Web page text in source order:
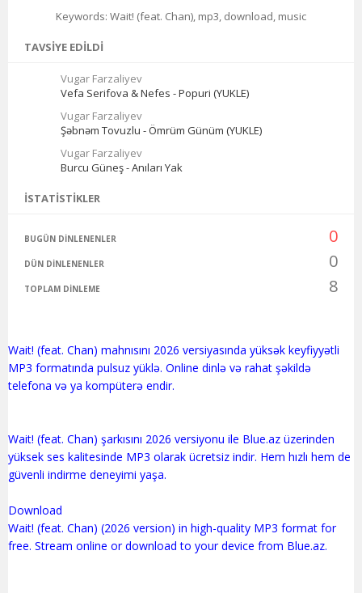
Keywords: Wait! (feat. Chan), mp3, download, music
TAVSIYE EDILDI
Vugar Farzaliyev
Vefa Serifova & Nefes - Popuri (YUKLE)
Vugar Farzaliyev
Şəbnəm Tovuzlu - Ömrüm Günüm (YUKLE)
Vugar Farzaliyev
Burcu Güneş - Anıları Yak
İSTATISTIKLER
BUGÜN DINLENENLER 0
DÜN DINLENENLER 0
TOPLAM DINLEME 8
Wait! (feat. Chan) mahnısını 2026 versiyasında yüksək keyfiyyətli
MP3 formatında pulsuz yüklə. Online dinlə və rahat şəkildə
telefona və ya kompüterə endir.
Wait! (feat. Chan) şarkısını 2026 versiyonu ile Blue.az üzerinden
yüksek ses kalitesinde MP3 olarak ücretsiz indir. Hem hızlı hem de
güvenli indirme deneyimi yaşa.
Download
Wait! (feat. Chan) (2026 version) in high-quality MP3 format for
free. Stream online or download to your device from Blue.az.